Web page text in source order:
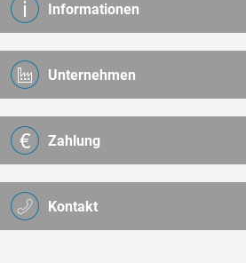
Kontakt
Informationen
Unternehmen
Zahlung